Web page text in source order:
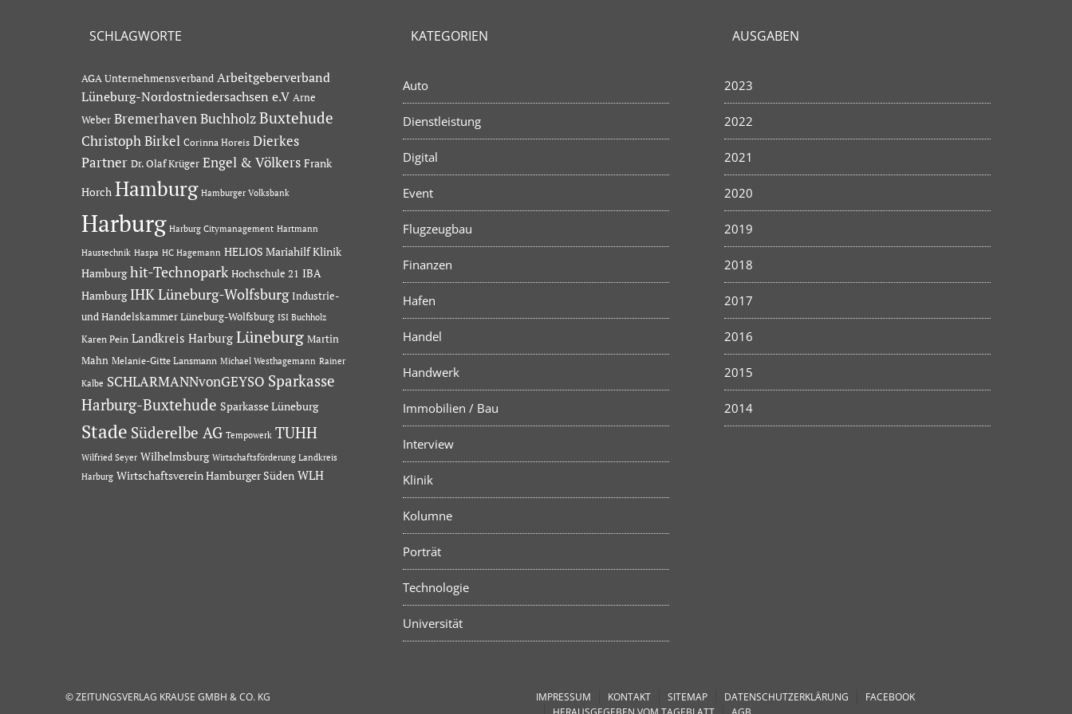
SCHLAGWORTE
AGA Unternehmensverband Arbeitgeberverband
Lüneburg-Nordostniedersachsen e.V Arne
Weber BremerhavenBuchholzBuxtehude
Christoph Birkel Corinna Horeis Dierkes
Partner Dr. Olaf Krüger Engel & Völkers Frank
Horch Hamburg Hamburger Volksbank
Harburg Harburg Citymanagement Hartmann
Haustechnik Haspa HC Hagemann HELIOS Mariahilf Klinik
Hamburg hit-Technopark Hochschule 21 IBA
Hamburg IHK Lüneburg-Wolfsburg Industrie-
und Handelskammer Lüneburg-Wolfsburg ISI Buchholz
Karen Pein Landkreis Harburg Lüneburg Martin
Mahn Melanie-Gitte Lansmann Michael Westhagemann Rainer
Kalbe SCHLARMANNvonGEYSO Sparkasse
Harburg-Buxtehude Sparkasse Lüneburg
Stade Süderelbe AG Tempowerk TUHH
Wilfried Seyer Wilhelmsburg Wirtschaftsförderung Landkreis
Harburg Wirtschaftsverein Hamburger Süden WLH
KATEGORIEN
Auto
Dienstleistung
Digital
Event
Flugzeugbau
Finanzen
Hafen
Handel
Handwerk
Immobilien / Bau
Interview
Klinik
Kolumne
Porträt
Technologie
Universität
AUSGABEN
2023
2022
2021
2020
2019
2018
2017
2016
2015
2014
IMPRESSUM KONTAKT SITEMAP DATENSCHUTZERKLÄRUNG
FACEBOOK
© ZEITUNGSVERLAG KRAUSE GMBH & CO. KG